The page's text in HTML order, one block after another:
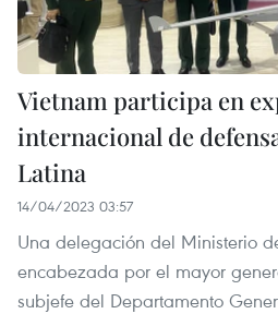
Vietnam participa en
internacional de
Latina
14/04/2023 03:57
Una delegación del Ministerio
encabezada por el mayor
subjefe del Departamento